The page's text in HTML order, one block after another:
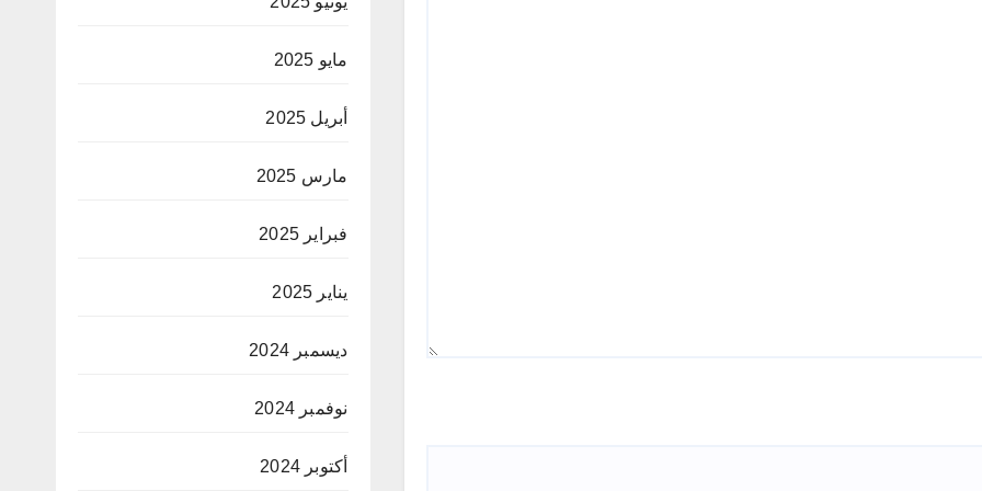
مايو 2025
أبريل 2025
مارس 2025
فبراير 2025
يناير 2025
ديسمبر 2024
نوفمبر 2024
أكتوبر 2024